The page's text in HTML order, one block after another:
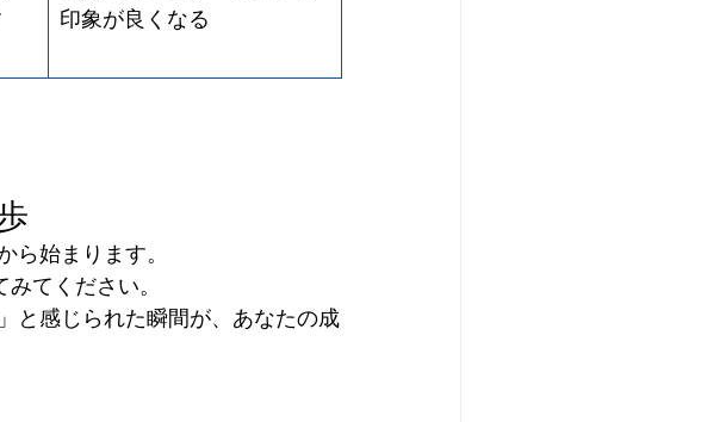
印象が良くなる
ら始まります。
てください。
と感じられた瞬間が、あなたの成